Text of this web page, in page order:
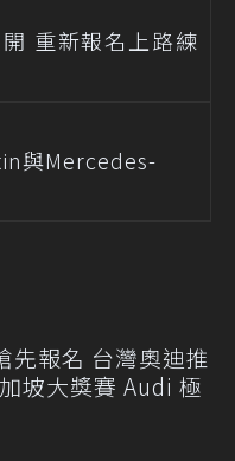
重新報名上路練
與Mercedes-
先報名 台灣奧迪推
坡大獎賽 Audi 極